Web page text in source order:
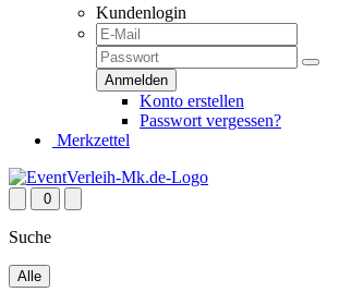
Kundenlogin
Konto erstellen
Passwort vergessen?
Merkzettel
0
Suche
Alle